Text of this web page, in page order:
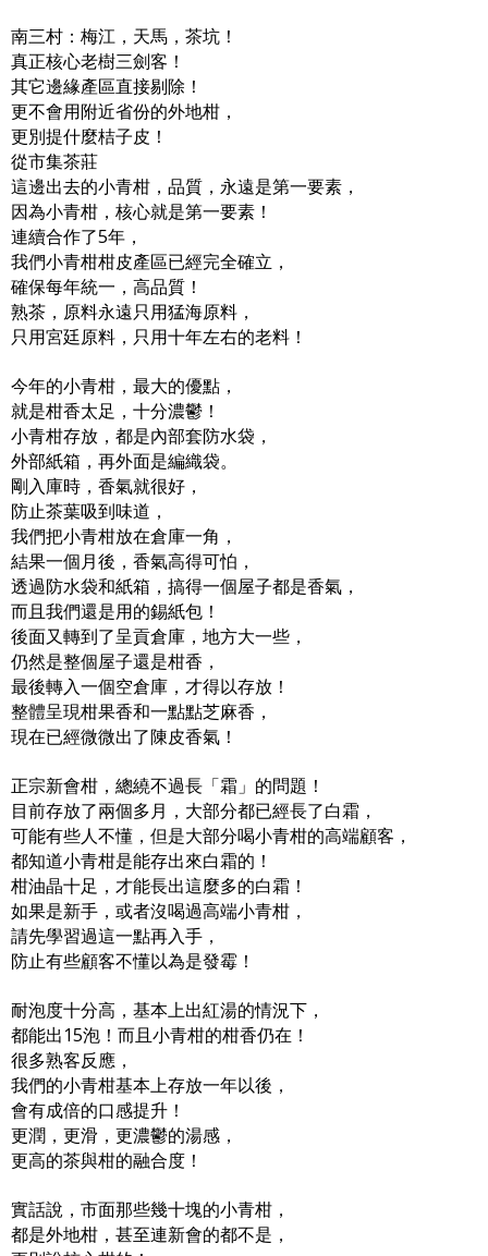
南三村：梅江，天馬，茶坑！
真正核心老樹三劍客！
其它邊緣產區直接剔除！
更不會用附近省份的外地柑，
更別提什麼桔子皮！
從市集茶莊
這邊出去的小青柑，品質，永遠是第一要素，
因為小青柑，核心就是第一要素！
連續合作了5年，
我們小青柑柑皮產區已經完全確立，
確保每年統一，高品質！
熟茶，原料永遠只用猛海原料，
只用宮廷原料，只用十年左右的老料！
今年的小青柑，最大的優點，
就是柑香太足，十分濃鬱！
小青柑存放，都是內部套防水袋，
外部紙箱，再外面是編織袋。
剛入庫時，香氣就很好，
防止茶葉吸到味道，
我們把小青柑放在倉庫一角，
結果一個月後，香氣高得可怕，
透過防水袋和紙箱，搞得一個屋子都是香氣，
而且我們還是用的錫紙包！
後面又轉到了呈貢倉庫，地方大一些，
仍然是整個屋子還是柑香，
最後轉入一個空倉庫，才得以存放！
整體呈現柑果香和一點點芝麻香，
現在已經微微出了陳皮香氣！
正宗新會柑，總繞不過長「霜」的問題！
目前存放了兩個多月，大部分都已經長了白霜，
可能有些人不懂，但是大部分喝小青柑的高端顧客，
都知道小青柑是能存出來白霜的！
柑油晶十足，才能長出這麼多的白霜！
如果是新手，或者沒喝過高端小青柑，
請先學習過這一點再入手，
防止有些顧客不懂以為是發霉！
耐泡度十分高，基本上出紅湯的情況下，
都能出15泡！而且小青柑的柑香仍在！
很多熟客反應，
我們的小青柑基本上存放一年以後，
會有成倍的口感提升！
更潤，更滑，更濃鬱的湯感，
更高的茶與柑的融合度！
實話說，市面那些幾十塊的小青柑，
都是外地柑，甚至連新會的都不是，